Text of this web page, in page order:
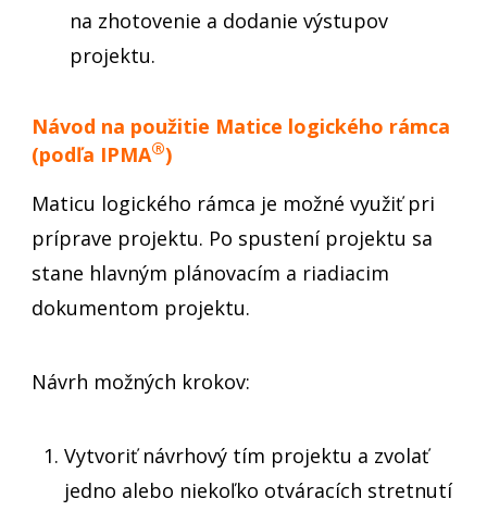
na zhotovenie a dodanie výstupov
projektu.
Návod na použitie Matice logického rámca
(podľa IPMA®)
Maticu logického rámca je možné využiť pri
príprave projektu. Po spustení projektu sa
stane hlavným plánovacím a riadiacim
dokumentom projektu.
Návrh možných krokov:
Vytvoriť návrhový tím projektu a zvolať
jedno alebo niekoľko otváracích stretnutí